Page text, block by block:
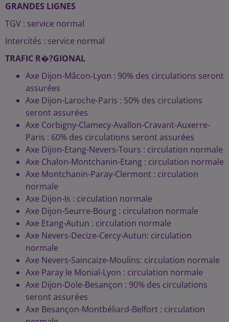
GRANDES LIGNES
TGV : service normal
Intercités : service normal
TRAFIC R�?GIONAL
Axe Dijon-Mâcon-Lyon : 90% des circulations seront
assurées
Axe Dijon-Laroche-Paris : 50% des circulations
seront assurées
Axe Corbigny-Clamecy-Avallon-Cravant-Auxerre-
Paris : 60% des circulations seront assurées
Axe Dijon-Etang-Nevers-Tours : circulation normale
Axe Chalon-Montchanin-Etang : circulation normale
Axe Montchanin-Paray-Clermont : circulation
normale
Axe Dijon-Is : circulation normale
Axe Dijon-Seurre-Bourg : circulation normale
Axe Etang-Autun : circulation normale
Axe Nevers-Decize-Cercy-Autun: circulation
normale
Axe Nevers-Saincaize-Moulins: circulation normale
Axe Paray le Monial-Lyon : circulation normale
Axe Dijon-Dole-Besançon : 90% des circulations
seront assurées
Axe Besançon-Montbéliard-Belfort : circulation